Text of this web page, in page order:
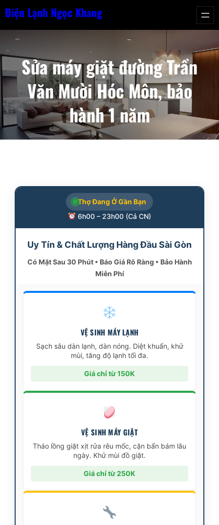
Chuyển
nội
Điện Lạnh Ngọc Khang
Sửa máy giặt đường Trần
Văn Mười Hóc Môn, bảo
hành 1 năm
Thợ Đang Ở Gần Bạn
6h00 – 23h00 (Cả CN)
Uy Tín & Chất Lượng Hàng Đầu Sài Gòn
Có Mặt Sau 30 Phút • Báo Giá Rõ Ràng • Bảo Hành
Miễn Phí
VỆ SINH MÁY LẠNH
Sạch sâu dàn lạnh, dàn nóng. Diệt khuẩn, khử
mùi, tăng độ lạnh tối đa.
Giá chỉ từ 150K
VỆ SINH MÁY GIẶT
Tháo lồng giặt xịt rửa rêu mốc, cặn bẩn bám lâu
ngày. Khử mùi đồ giặt.
Giá chỉ từ 250K